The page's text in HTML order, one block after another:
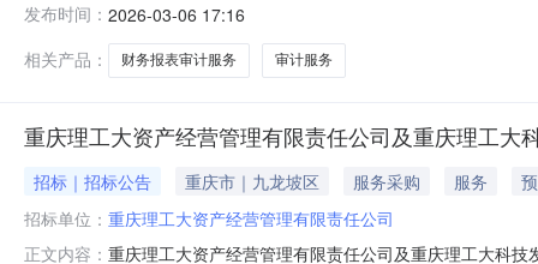
件）3家项目允许最大成交供应商数量1家通过审查供应
二、联系方式采购执行方：
发布时间： 2026-03-06 17:16
相关产品：
财务报表审计服务 审计服务
重庆理工大资产经营管理有限责任公司及重庆理工
招标｜招标公告 重庆市｜九龙坡区 服务采购 服务
招标单位： 重庆理工大资产经营管理有限责任公司
正文内容： 重庆理工大资产经营管理有限责任公司及重庆理工大科